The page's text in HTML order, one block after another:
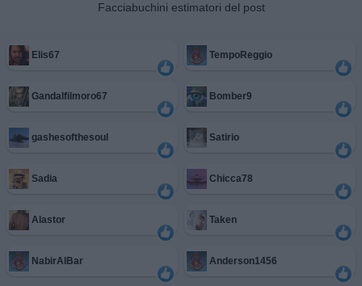
Facciabuchini estimatori del post
Elis67 TempoReggio
Gandalfilmoro67 Bomber9
gashesofthesoul Satirio
Sadia Chicca78
Alastor Taken
NabirAlBar Anderson1456